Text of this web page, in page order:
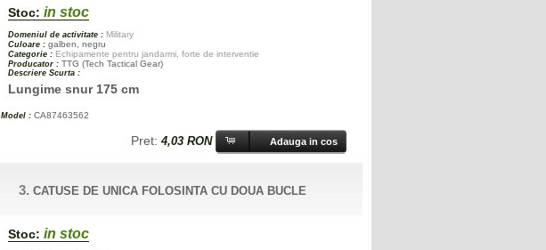
Stoc: in stoc
Domeniul de activitate : Military
Culoare : galben, negru
Categorie : Echipamente pentru jandarmi, forte de interventie
Producator : TTG (Tech Tactical Gear)
Descriere Scurta :
Lungime snur 175 cm
Model : CA87463562
Pret:4,03 RON
3.CATUSE DE UNICA FOLOSINTA CU DOUA BUCLE
Stoc: in stoc